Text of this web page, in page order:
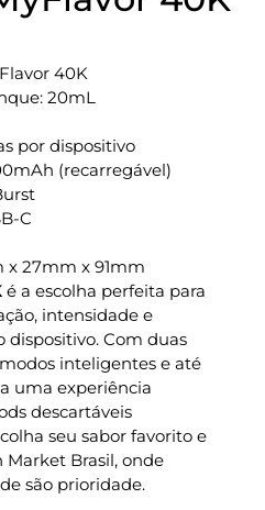
40K
20mL
por dispositivo
(recarregável)
C
x 27mm x 91mm
é a escolha perfeita para
intensidade e
Com duas
inteligentes e até
uma experiência
descartáveis
seu sabor favorito e
Market Brasil, onde
são prioridade.